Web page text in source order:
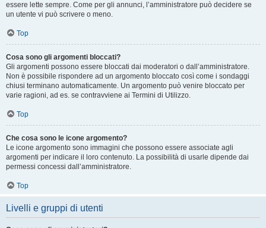
essere lette sempre. Come per gli annunci, l’amministratore può decidere se
un utente vi può scrivere o meno.
Top
Cosa sono gli argomenti bloccati?
Gli argomenti possono essere bloccati dai moderatori o dall’amministratore.
Non è possibile rispondere ad un argomento bloccato così come i sondaggi
chiusi terminano automaticamente. Un argomento può venire bloccato per
varie ragioni, ad es. se contravviene ai Termini di Utilizzo.
Top
Che cosa sono le icone argomento?
Le icone argomento sono immagini che possono essere associate agli
argomenti per indicare il loro contenuto. La possibilità di usarle dipende dai
permessi concessi dall’amministratore.
Top
Livelli e gruppi di utenti